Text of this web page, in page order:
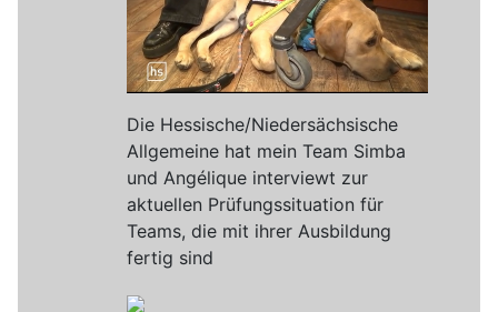
Die Hessische/Niedersächsische
Allgemeine hat mein Team Simba
und Angélique interviewt zur
aktuellen Prüfungssituation für
Teams, die mit ihrer Ausbildung
fertig sind